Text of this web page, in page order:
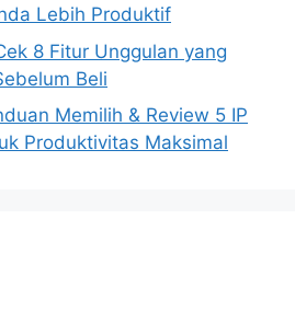
Lebih Produktif
8 Fitur Unggulan yang
Beli
Memilih & Review 5 IP
Produktivitas Maksimal